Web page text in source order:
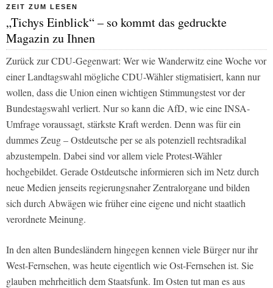
ZEIT ZUM LESEN
„Tichys Einblick“ – so kommt das gedruckte
Magazin zu Ihnen
Zurück zur CDU-Gegenwart: Wer wie Wanderwitz eine Woche vor
einer Landtagswahl mögliche CDU-Wähler stigmatisiert, kann nur
wollen, dass die Union einen wichtigen Stimmungstest vor der
Bundestagswahl verliert. Nur so kann die AfD, wie eine INSA-
Umfrage voraussagt, stärkste Kraft werden. Denn was für ein
dummes Zeug – Ostdeutsche per se als potenziell rechtsradikal
abzustempeln. Dabei sind vor allem viele Protest-Wähler
hochgebildet. Gerade Ostdeutsche informieren sich im Netz durch
neue Medien jenseits regierungsnaher Zentralorgane und bilden
sich durch Abwägen wie früher eine eigene und nicht staatlich
verordnete Meinung.
In den alten Bundesländern hingegen kennen viele Bürger nur ihr
West-Fernsehen, was heute eigentlich wie Ost-Fernsehen ist. Sie
glauben mehrheitlich dem Staatsfunk. Im Osten tut man es aus